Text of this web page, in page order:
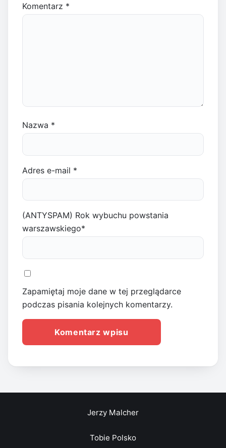
Komentarz *
Nazwa *
Adres e-mail *
(ANTYSPAM) Rok wybuchu powstania
warszawskiego*
Zapamiętaj moje dane w tej przeglądarce
podczas pisania kolejnych komentarzy.
Jerzy Malcher
Tobie Polsko